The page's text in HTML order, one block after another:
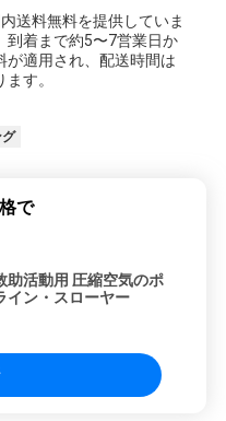
送料無料を提供していま
到着まで約5〜7営業日か
が適用され、配送時間は
す。
で
助活動用 圧縮空気のポ
イン・スローヤー